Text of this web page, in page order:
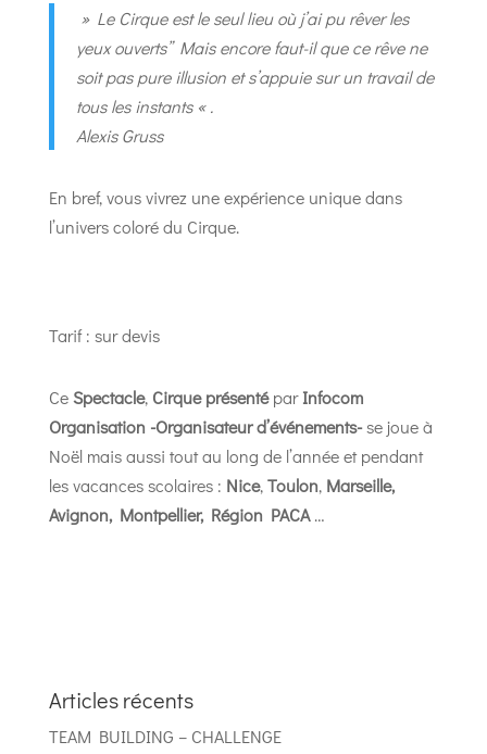
» Le Cirque est le seul lieu où j’ai pu rêver les
yeux ouverts” Mais encore faut-il que ce rêve ne
soit pas pure illusion et s’appuie sur un travail de
tous les instants « .
Alexis Gruss
En bref, vous vivrez une expérience unique dans
l’univers coloré du Cirque.
Tarif : sur devis
CeSpectacle, Cirque présentéparInfocom
Organisation -Organisateur d’événements-se joue à
Noël mais aussi tout au long de l’année et pendant
les vacances scolaires : Nice,Toulon, Marseille,
Avignon, Montpellier,Région PACA…
Articles récents
TEAM BUILDING – CHALLENGE